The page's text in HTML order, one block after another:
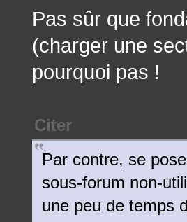
Pas sûr que
(charger une
pourquoi pas !
Citer
Par contre, se
sous-forum non-
une peu de temps